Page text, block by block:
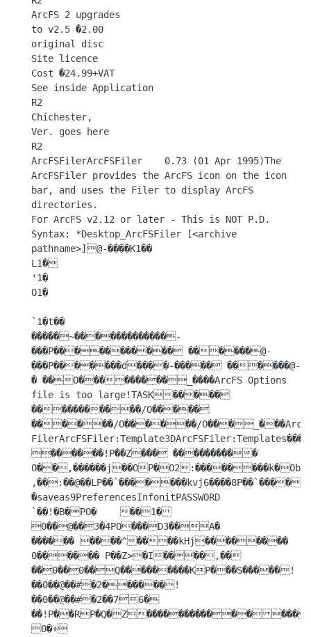
ArcFS 2 upgrades
to v2.5 �2.00
original disc
Site licence
Cost �24.99+VAT
See inside Application
R2
Chichester,
Ver. goes here
R2
ArcFSFilerArcFSFiler	0.73 (01 Apr 1995)The
ArcFSFiler provides the ArcFS icon on the icon
bar, and uses the Filer to display ArcFS
directories.
For ArcFS v2.12 or later - This is NOT P.D.
Syntax: *Desktop_ArcFSFiler [<archive
pathname>]@-����K1��
L1�
'1�
O1�
`1�t��
�����~�������������-
���P�����ؘ������ ������@-
���P�������d����-����� ������@-
� ��O���������_����ArcFS Options
file is too large!TASK�����
�����������/O�����
������/O������/
������!P��Z��� ����������
�saveas9PreferencesInfonitPASSWORD
`��!�B�PO�	��1�
0��@��3�4PO���D3��A�
������ ����^����kHj��������
0������ P��Z>�I����,��
��0��0��Q���������KP���S�����!
��0��@��#�2������!
��0��@��#�2��76�
��!P��RP�Q�Z������������
0�+